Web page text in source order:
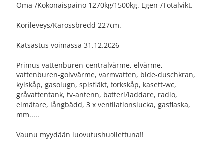
Oma-/Kokonaispaino 1270kg/1500kg. Egen-/Totalvikt.
Korileveys/Karossbredd 227cm.
Katsastus voimassa 31.12.2026
Primus vattenburen-centralvärme, elvärme,
vattenburen-golvvärme, varmvatten, bide-duschkran,
kylskåp, gasolugn, spisfläkt, torkskåp, kasett-wc,
gråvattentank, tv-antenn, batteri/laddare, radio,
elmätare, långbädd, 3 x ventilationslucka, gasflaska,
mm.....
Vaunu myydään luovutushuollettuna!!